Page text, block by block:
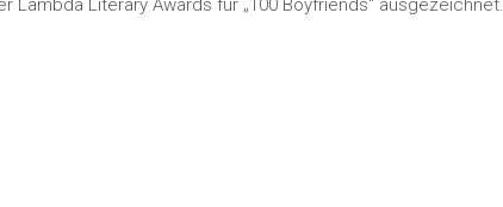
Lambda Literary Awards für „100 Boyfriends“ ausgezeichnet.